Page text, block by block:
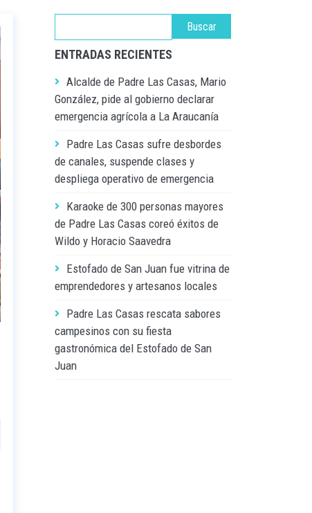
ENTRADAS RECIENTES
Alcalde de Padre Las Casas, Mario
González, pide al gobierno declarar
emergencia agrícola a La Araucanía
Padre Las Casas sufre desbordes
de canales, suspende clases y
despliega operativo de emergencia
Karaoke de 300 personas mayores
de Padre Las Casas coreó éxitos de
Wildo y Horacio Saavedra
Estofado de San Juan fue vitrina de
emprendedores y artesanos locales
Padre Las Casas rescata sabores
campesinos con su fiesta
gastronómica del Estofado de San
Juan